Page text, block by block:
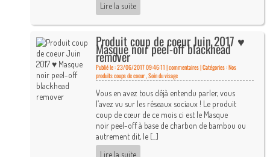
Lire la suite
Produit coup de coeur Juin 2017 ♥
Masque noir peel-off blackhead
remover
Publié le : 23/06/2017 09:46:11 |commentaires | Catégories :Nos
produits coups de coeur,Soin du visage
Vous en avez tous déjà entendu parler, vous
l’avez vu sur les réseaux sociaux ! Le produit
coup de cœur de ce mois ci est le Masque
noir peel-off à base de charbon de bambou ou
autrement dit, le [...]
Lire la suite